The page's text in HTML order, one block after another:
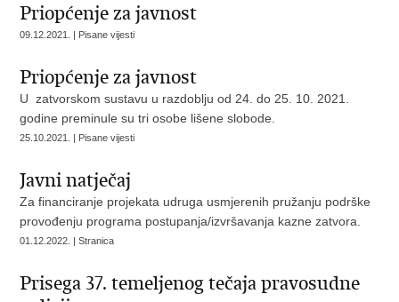
Priopćenje za javnost
09.12.2021. | Pisane vijesti
Priopćenje za javnost
U zatvorskom sustavu u razdoblju od 24. do 25. 10. 2021.
godine preminule su tri osobe lišene slobode.
25.10.2021. | Pisane vijesti
Javni natječaj
Za financiranje projekata udruga usmjerenih pružanju podrške
provođenju programa postupanja/izvršavanja kazne zatvora.
01.12.2022. | Stranica
Prisega 37. temeljenog tečaja pravosudne